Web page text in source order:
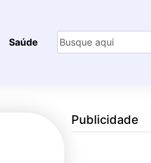
Saúde
Publicidade